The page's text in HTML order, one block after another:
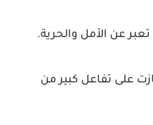
عن الأمل والحرية.
على تفاعل كبير من